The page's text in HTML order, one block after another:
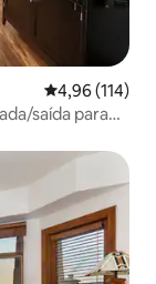
4,96 de uma
4,96 (114)
saída para